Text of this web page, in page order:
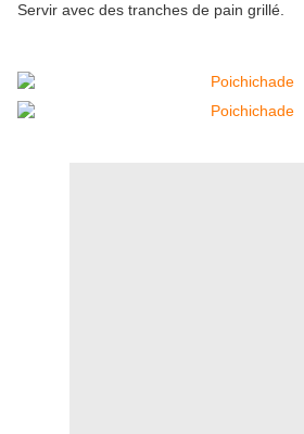
Servir avec des tranches de pain grillé.